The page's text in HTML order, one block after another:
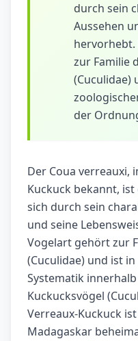
durch sein
Aussehen
zur Familie
(Cuculidae)
der
Der Coua verreauxi,
Kuckuck bekannt, ist
sich durch sein
und seine
Vogelart gehört zur
(Cuculidae) und ist
Systematik
Kuckucksvögel
Verreaux-Kuckuck
Madagaskar